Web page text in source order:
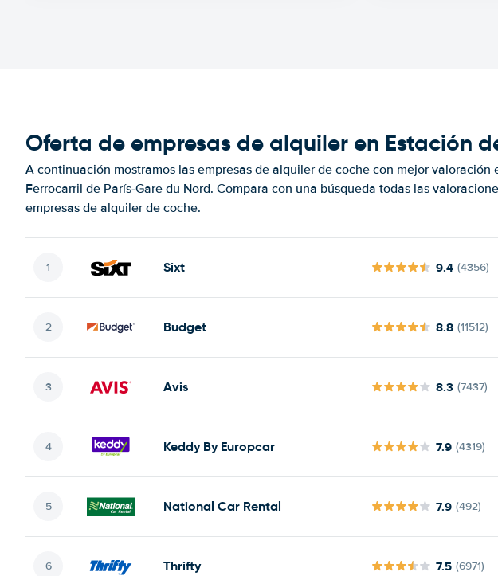
Oferta de empresas de alquiler en Estación
A continuación mostramos las empresas de alquiler de coche con mejor valoración
Ferrocarril de París-Gare du Nord. Compara con una búsqueda todas las
empresas de alquiler de coche.
Sixt 9.4 (4356)
Budget 8.8 (11512)
Avis 8.3 (7437)
Keddy By Europcar 7.9 (4319)
National Car Rental 7.9 (492)
Thrifty 7.5 (6971)